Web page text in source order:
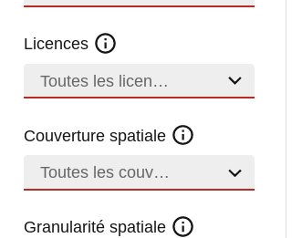
Licences
Toutes les licences
Couverture spatiale
Toutes les couvertures
Granularité spatiale